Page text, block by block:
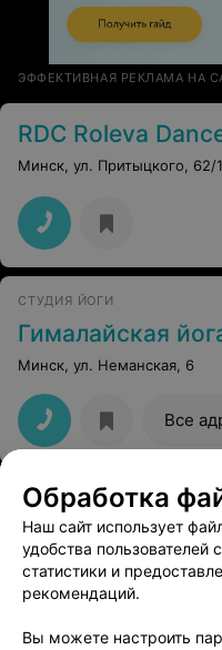
ЭФФЕКТИВНАЯ РЕКЛАМА НА
RDC Roleva
Минск, ул. Притыцкого, 62/1
СТУДИЯ ЙОГИ
Гималайская
Минск, ул. Неманская, 6
Все
Обработка
Наш сайт использует
удобства пользователей
статистики и
рекомендаций.
Вы можете настроить